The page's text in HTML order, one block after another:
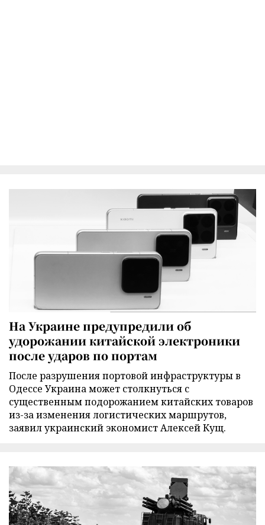
На Украине предупредили об
удорожании китайской электроники
после ударов по портам
После разрушения портовой инфраструктуры в
Одессе Украина может столкнуться с
существенным подорожанием китайских товаров
из-за изменения логистических маршрутов,
заявил украинский экономист Алексей Кущ.